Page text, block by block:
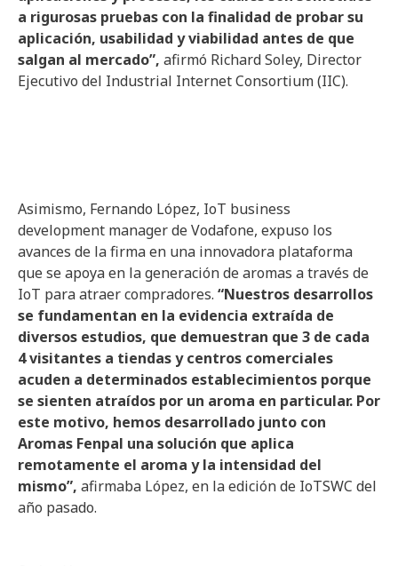
a rigurosas pruebas con la finalidad de probar su
aplicación, usabilidad y viabilidad antes de que
salgan al mercado”, afirmó Richard Soley, Director
Ejecutivo del Industrial Internet Consortium (IIC).
Asimismo, Fernando López, IoT business
development manager de Vodafone, expuso los
avances de la firma en una innovadora plataforma
que se apoya en la generación de aromas a través de
IoT para atraer compradores. “Nuestros desarrollos
se fundamentan en la evidencia extraída de
diversos estudios, que demuestran que 3 de cada
4 visitantes a tiendas y centros comerciales
acuden a determinados establecimientos porque
se sienten atraídos por un aroma en particular. Por
este motivo, hemos desarrollado junto con
Aromas Fenpal una solución que aplica
remotamente el aroma y la intensidad del
mismo”, afirmaba López, en la edición de IoTSWC del
año pasado.